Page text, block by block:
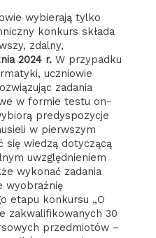
wybierają tylko
konkurs składa
zdalny,
2024 r.W przypadku
uczniowie
zadania
w formie testu on-
predyspozycje
w pierwszym
się wiedzą dotyczącą
uwzględnieniem
wykonać zadania
wyobraźnię
etapu konkursu „O
zakwalifikowanych 30
przedmiotów –